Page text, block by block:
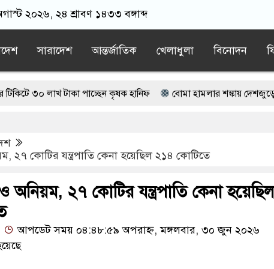
২০২৬, ২৪ শ্রাবণ ১৪৩৩ বঙ্গাব্দ
সারাদেশ আন্তর্জাতিক খেলাধুলা বিনোদন
লাখ টাকা পাচ্ছেন কৃষক হানিফ বোমা হামলার শঙ্কায় দেশজুড়ে পুলিশের
জামায়াত বহিষ্কাকৃত গাজী নজরুলের ১২ অনুসারী
কোটির যন্ত্রপাতি কেনা হয়েছিল ২১৪ কোটিতে
২৭ কোটির যন্ত্রপাতি কেনা হয়েছিল
আপডেট সময় ০৪:৪৮:৫৯ অপরাহ্ন, মঙ্গলবার, ৩০ জুন ২০২৬